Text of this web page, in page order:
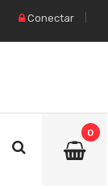
Conectar
0